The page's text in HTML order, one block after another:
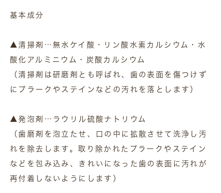
基本成分
▲清掃剤…無水ケイ酸・リン酸水素カルシウム・水
酸化アルミニウム・炭酸カルシウム
（清掃剤は研磨剤とも呼ばれ、歯の表面を傷つけず
にプラークやステインなどの汚れを落とします）
▲発泡剤…ラウリル硫酸ナトリウム
（歯磨剤を泡立たせ、口の中に拡散させて洗浄し汚
れを除去します。取り除かれたプラークやステイン
などを包み込み、きれいになった歯の表面に汚れが
再付着しないようにします）